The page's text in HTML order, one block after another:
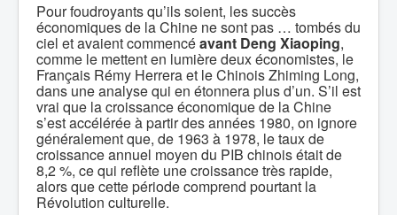
Pour foudroyants qu’ils soient, les succès
économiques de la Chine ne sont pas … tombés du
ciel et avaient commencéavant Deng Xiaoping,
comme le mettent en lumière deux économistes, le
Français Rémy Herrera et le Chinois Zhiming Long,
dans une analyse qui en étonnera plus d’un. S’il est
vrai que la croissance économique de la Chine
s’est accélérée à partir des années 1980, on ignore
généralement que, de 1963 à 1978, le taux de
croissance annuel moyen du PIB chinois était de
8,2 %, ce qui reflète une croissance très rapide,
alors que cette période comprend pourtant la
Révolution culturelle.